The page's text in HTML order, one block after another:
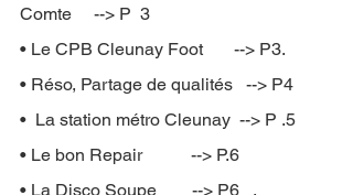
Comte     --> P  3
• Le CPB Cleunay Foot       --> P3.
• Réso, Partage de qualités   --> P4
•  La station métro Cleunay  --> P .5
• Le bon Repair           --> P.6
• La Disco Soupe        --> P6   .